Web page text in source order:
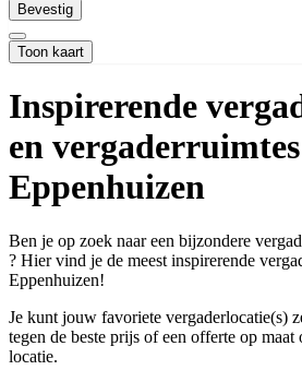
Bevestig
Toon kaart
Inspirerende
en
Eppenhuizen
Ben je op zoek naar een bijzondere
? Hier vind je de meest inspirerende
Eppenhuizen!
Je kunt jouw favoriete vergaderlocatie(s)
tegen de beste prijs of een offerte op
locatie.